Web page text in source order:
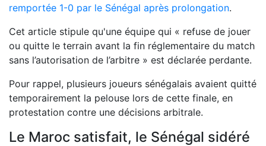
remportée 1-0 par le Sénégal après prolongation.
Cet article stipule qu'une équipe qui « refuse de jouer
ou quitte le terrain avant la fin réglementaire du match
sans l’autorisation de l’arbitre » est déclarée perdante.
Pour rappel, plusieurs joueurs sénégalais avaient quitté
temporairement la pelouse lors de cette finale, en
protestation contre une décisions arbitrale.
Le Maroc satisfait, le Sénégal sidéré